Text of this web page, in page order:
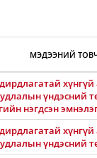
МЭДЭЭНИЙ
үндэсний
нэгдсэн
үндэсний